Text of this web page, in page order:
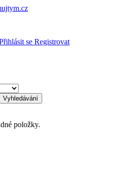
se Registrovat
Vyhledávání
položky.